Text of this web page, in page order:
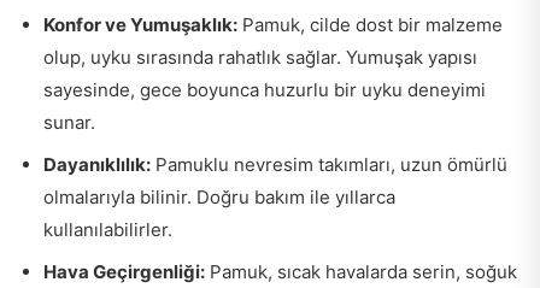
Konfor ve Yumuşaklık: Pamuk, cilde dost bir malzeme
olup, uyku sırasında rahatlık sağlar. Yumuşak yapısı
sayesinde, gece boyunca huzurlu bir uyku deneyimi
sunar.
Dayanıklılık: Pamuklu nevresim takımları, uzun ömürlü
olmalarıyla bilinir. Doğru bakım ile yıllarca
kullanılabilirler.
Hava Geçirgenliği: Pamuk, sıcak havalarda serin, soğuk